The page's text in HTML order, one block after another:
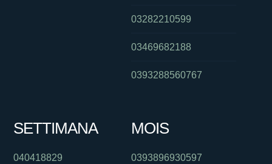
03282210599
03469682188
0393288560767
SETTIMANA
040418829
MOIS
0393896930597